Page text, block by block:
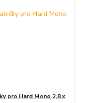
pro Hard Mono 2,8 x